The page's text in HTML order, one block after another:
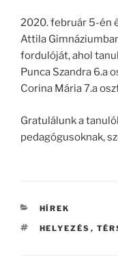
2020. február 5-én
Attila
fordulóját, ahol
Punca Szandra 6.a
Corina Mária 7.a
Gratulálunk a
pedagógusoknak,
KATEGÓRIÁK
HÍREK
CÍMKÉK
HELYEZÉS ,